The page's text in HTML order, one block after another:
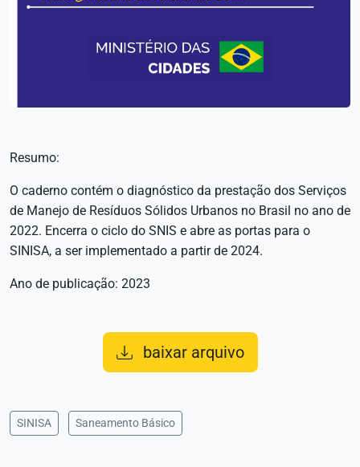
Resumo:
O caderno contém o diagnóstico da prestação dos Serviços
de Manejo de Resíduos Sólidos Urbanos no Brasil no ano de
2022. Encerra o ciclo do SNIS e abre as portas para o
SINISA, a ser implementado a partir de 2024.
Ano de publicação: 2023
baixar arquivo
SINISA Saneamento Básico